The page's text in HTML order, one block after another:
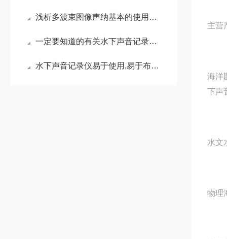
浅析多波束图像声纳基本的使用方法
一定要知道的有关水下声音记录仪几个显著的特点
水下声音记录仪易于使用,易于布放,易于回收
主营
海洋
下声
水文
物理